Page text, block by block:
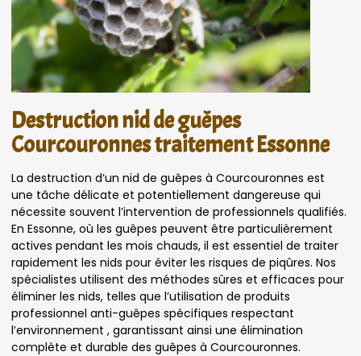
Destruction nid de guêpes
Courcouronnes traitement Essonne
La destruction d’un nid de guêpes à Courcouronnes est
une tâche délicate et potentiellement dangereuse qui
nécessite souvent l’intervention de professionnels qualifiés.
En Essonne, où les guêpes peuvent être particulièrement
actives pendant les mois chauds, il est essentiel de traiter
rapidement les nids pour éviter les risques de piqûres. Nos
spécialistes utilisent des méthodes sûres et efficaces pour
éliminer les nids, telles que l’utilisation de produits
professionnel anti-guêpes spécifiques respectant
l’environnement , garantissant ainsi une élimination
complète et durable des guêpes à Courcouronnes.